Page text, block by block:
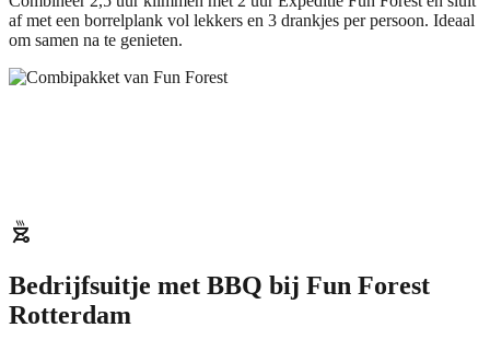
af met een borrelplank vol lekkers en 3 drankjes per persoon. Ideaal
om samen na te genieten.
outdoor_grill
Bedrijfsuitje met BBQ bij Fun Forest
Rotterdam